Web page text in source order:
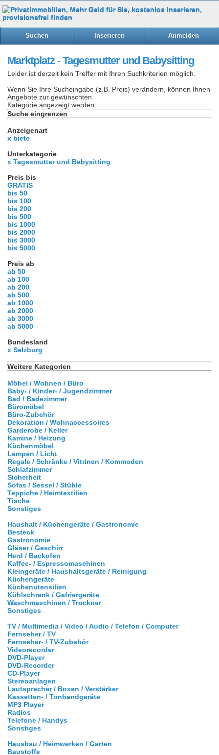
Suchen Inserieren Anmelden
Marktplatz - Tagesmutter und Babysitting
Leider ist derzeit kein Treffer mit Ihren Suchkriterien möglich.
Wenn Sie Ihre Sucheingabe (z.B. Preis) verändern, können Ihnen
Angebote zur gewünschten
Kategorie angezeigt werden.
Suche eingrenzen
Anzeigenart
x biete
Unterkategorie
x Tagesmutter und Babysitting
Preis bis
GRATIS
bis 50
bis 100
bis 200
bis 500
bis 1000
bis 2000
bis 3000
bis 5000
Preis ab
ab 50
ab 100
ab 200
ab 500
ab 1000
ab 2000
ab 3000
ab 5000
Bundesland
x Salzburg
Weitere Kategorien
Möbel / Wohnen / Büro
Baby- / Kinder- / Jugendzimmer
Bad / Badezimmer
Büromöbel
Büro-Zubehör
Dekoration / Wohnaccessoires
Garderobe / Keller
Kamine / Heizung
Küchenmöbel
Lampen / Licht
Regale / Schränke / Vitrinen / Kommoden
Schlafzimmer
Sicherheit
Sofas / Sessel / Stühle
Teppiche / Heimtextilien
Tische
Sonstiges
Haushalt / Küchengeräte / Gastronomie
Besteck
Gastronomie
Gläser / Geschirr
Herd / Backofen
Kaffee- / Espressomaschinen
Kleingeräte / Haushaltsgeräte / Reinigung
Küchengeräte
Küchenutensilien
Kühlschrank / Gefriergeräte
Waschmaschinen / Trockner
Sonstiges
TV / Multimedia / Video / Audio / Telefon / Computer
Fernseher / TV
Fernseher- / TV-Zubehör
Videorecorder
DVD-Player
DVD-Recorder
CD-Player
Stereoanlagen
Lautsprecher / Boxen / Verstärker
Kassetten- / Tonbandgeräte
MP3 Player
Radios
Telefone / Handys
Sonstiges
Hausbau / Heimwerken / Garten
Baustoffe